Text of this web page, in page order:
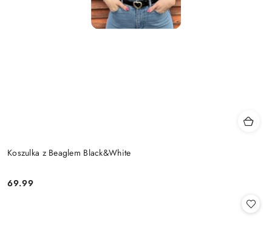
Koszulka z Beaglem Black&White
Cena:
69.99